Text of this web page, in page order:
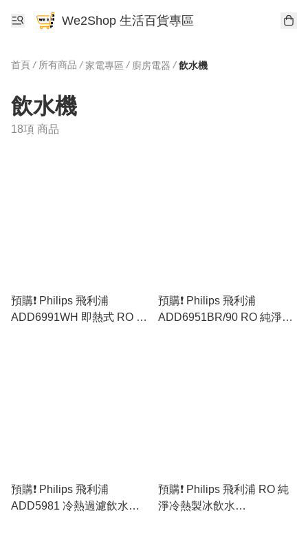
We2Shop 生活百貨專區
首頁 / 所有商品 / 家電專區 / 廚房電器 / 飲水機
飲水機
18項 商品
預購❗️ Philips 飛利浦
ADD6991WH 即熱式 RO 純
預購❗️ Philips 飛利浦
ADD6951BR/90 RO 純淨冷
預購❗️ Philips 飛利浦
ADD5981 冷熱過濾飲水機
預購❗️ Philips 飛利浦 RO 純
淨冷熱製冰飲水